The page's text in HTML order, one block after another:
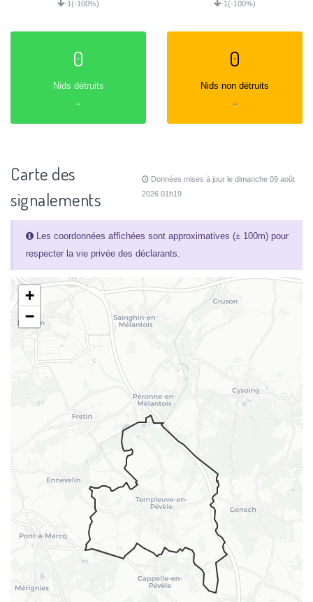
-1(-100%) -1(-100%)
0
Nids détruits
=
0
Nids non détruits
=
Carte des
signalements
Données mises à jour le dimanche 09 août
2026 01h19
Les coordonnées affichées sont approximatives (± 100m) pour
respecter la vie privée des déclarants.
+
−